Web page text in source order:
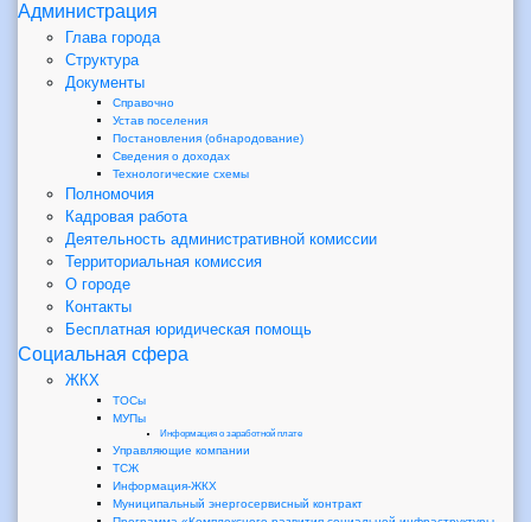
Администрация
Глава города
Структура
Документы
Справочно
Устав поселения
Постановления (обнародование)
Сведения о доходах
Технологические схемы
Полномочия
Кадровая работа
Деятельность административной комиссии
Территориальная комиссия
О городе
Контакты
Бесплатная юридическая помощь
Социальная сфера
ЖКХ
ТОСы
МУПы
Информация о заработной плате
Управляющие компании
ТСЖ
Информация-ЖКХ
Муниципальный энергосервисный контракт